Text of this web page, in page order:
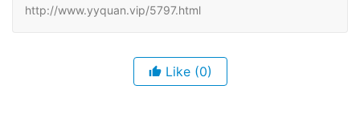
http://www.yyquan.vip/5797.html
Like (0)